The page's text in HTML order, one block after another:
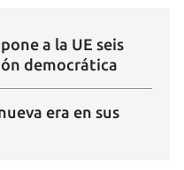
a la UE seis
democrática
era en sus